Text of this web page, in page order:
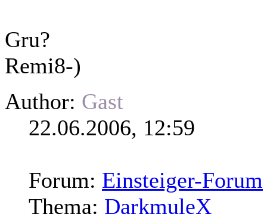
Gru?
Remi8-)
Author: Gast
22.06.2006, 12:59
Forum: Einsteiger-Forum
Thema: DarkmuleX